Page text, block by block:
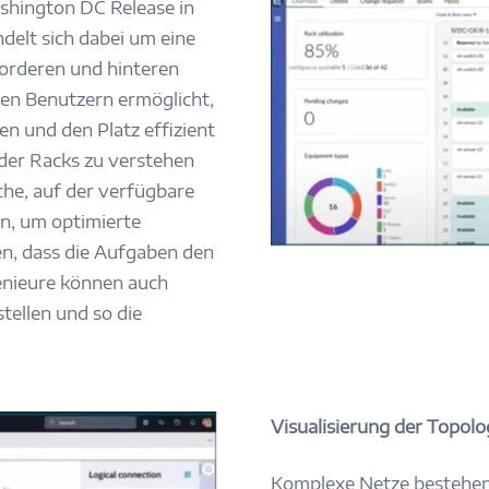
DC Release in
sich dabei um eine
und hinteren
Benutzern ermöglicht,
und den Platz effizient
Racks zu verstehen
auf der verfügbare
um optimierte
dass die Aufgaben den
können auch
und so die
Visualisierung der
Komplexe Netze